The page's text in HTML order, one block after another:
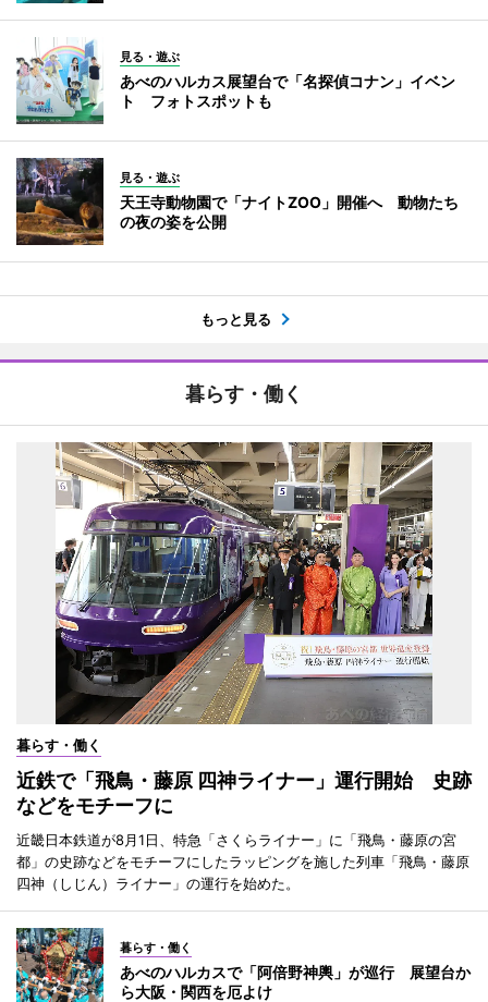
見る・遊ぶ
あべのハルカス展望台で「名探偵コナン」イベン
ト フォトスポットも
見る・遊ぶ
天王寺動物園で「ナイトZOO」開催へ 動物たち
の夜の姿を公開
もっと見る
暮らす・働く
暮らす・働く
近鉄で「飛鳥・藤原 四神ライナー」運行開始 史跡
などをモチーフに
近畿日本鉄道が8月1日、特急「さくらライナー」に「飛鳥・藤原の宮
都」の史跡などをモチーフにしたラッピングを施した列車「飛鳥・藤原
四神（しじん）ライナー」の運行を始めた。
暮らす・働く
あべのハルカスで「阿倍野神輿」が巡行 展望台か
ら大阪・関西を厄よけ